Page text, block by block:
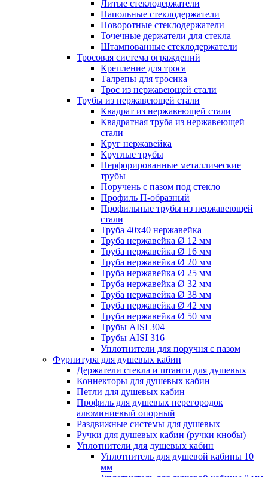
Литые стеклодержатели
Напольные стеклодержатели
Поворотные стеклодержатели
Точечные держатели для стекла
Штампованные стеклодержатели
Тросовая система ограждений
Крепление для троса
Талрепы для тросика
Трос из нержавеющей стали
Трубы из нержавеющей стали
Квадрат из нержавеющей стали
Квадратная труба из нержавеющей
стали
Круг нержавейка
Круглые трубы
Перфорированные металлические
трубы
Поручень с пазом под стекло
Профиль П-образный
Профильные трубы из нержавеющей
стали
Труба 40х40 нержавейка
Труба нержавейка Ø 12 мм
Труба нержавейка Ø 16 мм
Труба нержавейка Ø 20 мм
Труба нержавейка Ø 25 мм
Труба нержавейка Ø 32 мм
Труба нержавейка Ø 38 мм
Труба нержавейка Ø 42 мм
Труба нержавейка Ø 50 мм
Трубы AISI 304
Трубы AISI 316
Уплотнители для поручня с пазом
Фурнитура для душевых кабин
Держатели стекла и штанги для душевых
Коннекторы для душевых кабин
Петли для душевых кабин
Профиль для душевых перегородок
алюминиевый опорный
Раздвижные сиcтемы для душевых
Ручки для душевых кабин (ручки кнобы)
Уплотнители для душевых кабин
Уплотнитель для душевой кабины 10
мм